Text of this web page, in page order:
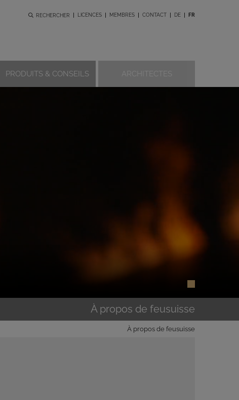
RECHERCHER LICENCES MEMBRES CONTACT DE FR
PRODUITS & CONSEILS ARCHITECTES
À propos de feusuisse
À propos de feusuisse